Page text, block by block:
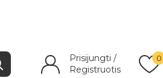
Prisijungti /
Registruotis
0